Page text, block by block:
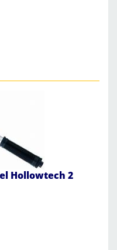
Hollowtech 2